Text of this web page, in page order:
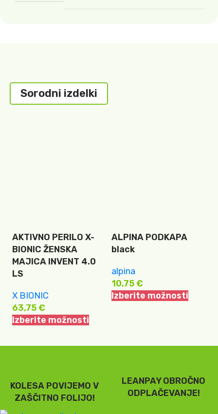
Sorodni izdelki
AKTIVNO PERILO X-
BIONIC ŽENSKA
MAJICA INVENT 4.0
LS
X BIONIC
63,75€
Izberite možnosti
ALPINA PODKAPA
black
alpina
10,75€
Izberite možnosti
KOLESA POVIJEMO V
ZAŠČITNO FOLIJO!
LEANPAY OBROČNO
ODPLAČEVANJE!